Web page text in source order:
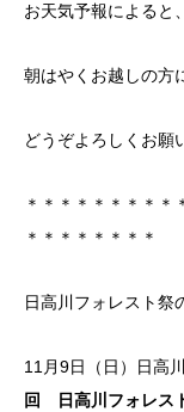
お天気予報によると
朝はやくお越しの方
どうぞよろしくお願
＊＊＊＊＊＊＊＊＊
＊＊＊＊＊＊＊＊
日高川フォレスト
11月9日（日）日高
回 日高川フォレス